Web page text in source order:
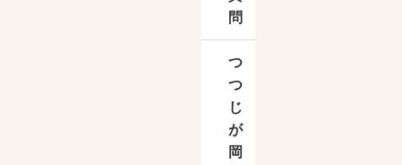
問
つ
つ
じ
が
岡